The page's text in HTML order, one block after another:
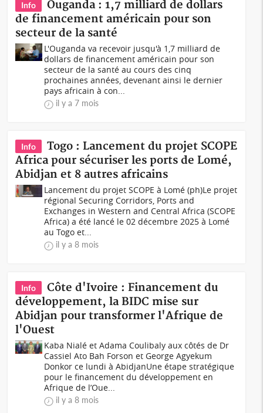
Info
Ouganda : 1,7 milliard de dollars
de financement américain pour son
secteur de la santé
L'Ouganda va recevoir jusqu'à 1,7 milliard de
dollars de financement américain pour son
secteur de la santé au cours des cinq
prochaines années, devenant ainsi le dernier
pays africain à con...
il y a 7 mois
Info
Togo : Lancement du projet SCOPE
Africa pour sécuriser les ports de Lomé,
Abidjan et 8 autres africains
Lancement du projet SCOPE à Lomé (ph)Le projet
régional Securing Corridors, Ports and
Exchanges in Western and Central Africa (SCOPE
Africa) a été lancé le 02 décembre 2025 à Lomé
au Togo et...
il y a 8 mois
Info
Côte d'Ivoire : Financement du
développement, la BIDC mise sur
Abidjan pour transformer l'Afrique de
l'Ouest
Kaba Nialé et Adama Coulibaly aux côtés de Dr
Cassiel Ato Bah Forson et George Agyekum
Donkor ce lundi à AbidjanUne étape stratégique
pour le financement du développement en
Afrique de l’Oue...
il y a 8 mois